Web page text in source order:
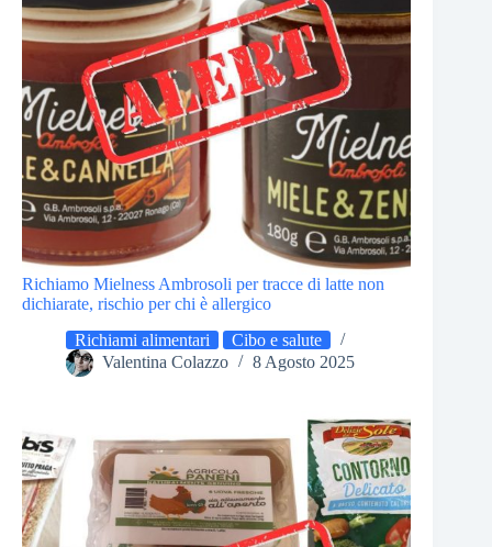
Richiamo Mielness Ambrosoli per tracce di latte non
dichiarate, rischio per chi è allergico
Richiami alimentari
Cibo e salute
Valentina Colazzo
8 Agosto 2025